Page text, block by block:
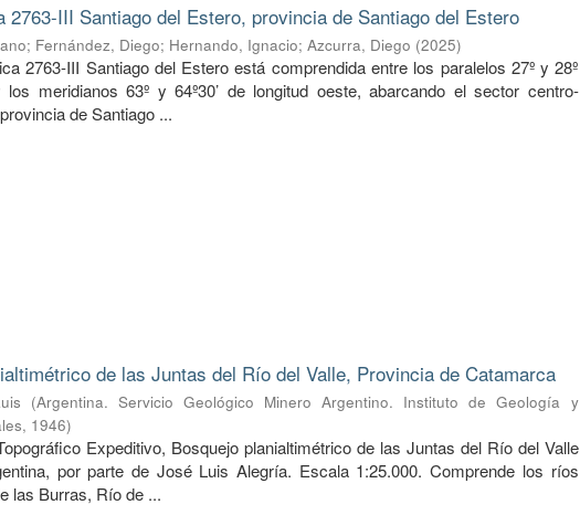
2763-III Santiago del Estero, provincia de Santiago del Estero
; Fernández, Diego; Hernando, Ignacio;Azcurra, Diego (2025)
2763-III Santiago del Estero está comprendida entre los paralelos 27º y 28º
meridianos 63º y 64º30’ de longitud oeste, abarcando el sector centro-
de Santiago ...
de las Juntas del Río del Valle, Provincia de Catamarca
(Argentina. Servicio Geológico Minero Argentino. Instituto de Geología y
, 1946)
Expeditivo, Bosquejo planialtimétrico de las Juntas del Río del Valle
por parte de José Luis Alegría. Escala 1:25.000. Comprende los ríos
las Burras, Río de ...